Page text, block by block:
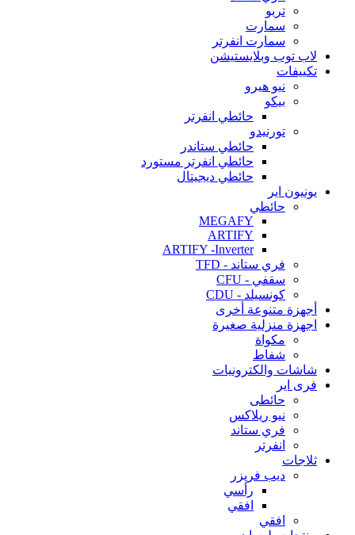
تربو
سمارت
سمارت انفرتر
لاب توب وبلايستيشن
تكييفات
نيو هيرو
بيكو
حائطي انفرتر
تورنيدو
حائطي ستاندر
حائطي انفرتر مستورد
حائطي ديجيتال
يونيون اير
حائطي
MEGAFY
ARTIFY
ARTIFY -Inverter
فري ستاند - TFD
سقفي - CFU
كونسيلد - CDU
أجهزة متنوعة أخرى
اجهزة منزلية صغيرة
مكواة
شفاط
شاشات والكترونيات
فرى اير
حائطى
نيو ريلاكس
فري ستاند
انفرتر
ثلاجات
ديب فريزر
رأسي
افقي
افقي